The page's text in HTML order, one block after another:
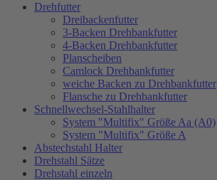
Drehfutter
Dreibackenfutter
3-Backen Drehbankfutter
4-Backen Drehbankfutter
Planscheiben
Camlock Drehbankfutter
weiche Backen zu Drehbankfutter
Flansche zu Drehbankfutter
Schnellwechsel-Stahlhalter
System "Multifix" Größe Aa (A0)
System "Multifix" Größe A
Abstechstahl Halter
Drehstahl Sätze
Drehstahl einzeln